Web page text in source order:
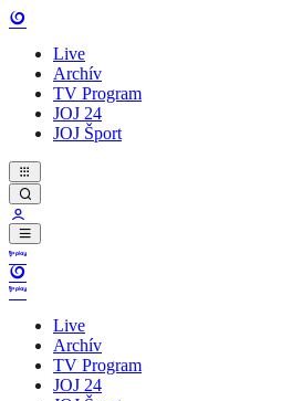
Live
Archív
TV Program
JOJ 24
JOJ Šport
Live
Archív
TV Program
JOJ 24